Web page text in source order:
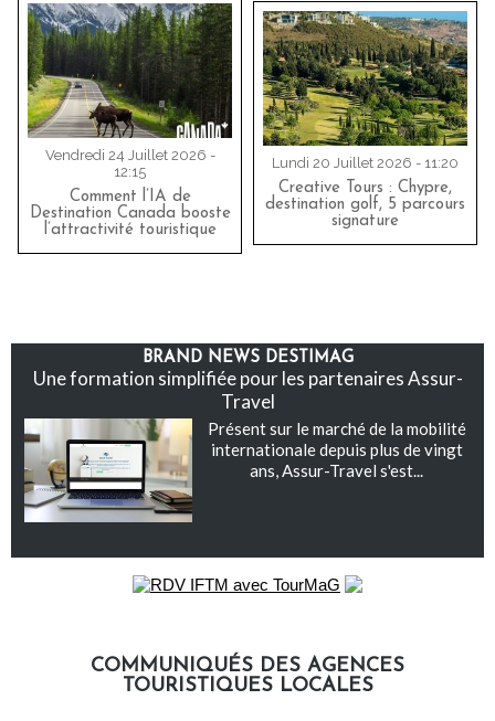
Vendredi 24 Juillet 2026 -
12:15
Comment l’IA de
Destination Canada booste
l’attractivité touristique
Lundi 20 Juillet 2026 - 11:20
Creative Tours : Chypre,
destination golf, 5 parcours
signature
BRAND NEWS DESTIMAG
Une formation simplifiée pour les partenaires Assur-
Travel
Présent sur le marché de la mobilité
internationale depuis plus de vingt
ans, Assur-Travel s'est...
COMMUNIQUÉS DES AGENCES
TOURISTIQUES LOCALES